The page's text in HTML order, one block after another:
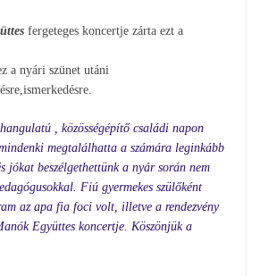
fergeteges koncertje zárta ezt a
a nyári szünet utáni
, közösségépítő családi napon
megtalálhatta a számára leginkább
jókat beszélgethettünk a nyár során nem
Fiú gyermekes szülőként
az apa fia foci volt, illetve a rendezvény
Együttes koncertje. Köszönjük a